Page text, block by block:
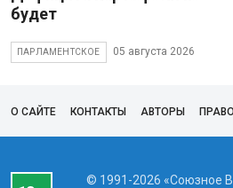
будет
ПАРЛАМЕНТСКОЕ 05 августа 2026
О САЙТЕ КОНТАКТЫ АВТОРЫ
© 1991-2026 «Союзное